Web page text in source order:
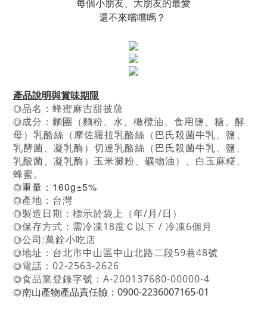
還不來嚐嚐嗎？
產品說明與賞味期限
◎品名：蜂蜜麻吉甜披薩
◎成分：麵團（麵粉、水、橄欖油、食用鹽、糖、酵
母） 乳酪絲（摩佐羅拉乳酪絲（巴氏殺菌牛乳、鹽、
乳酵菌、凝乳酶） 切達乳酪絲（巴氏殺菌牛乳、鹽、
乳酸菌、凝乳酶）玉米澱粉、 礦物油）、白玉麻糬、
蜂蜜。
◎重量：160g±5%
◎產地：台灣
◎製造日期：標示於袋上（年/月/日）
◎保存方式：需冷凍18度Ｃ以下 / 冷凍6個月
◎公司:萬銓小吃店
◎地址：台北市中山區中山北路二段59巷48號
◎電話：02-2563-2626
◎食品業登錄字號：A-200137680-00000-4
◎南山產物產品責任險：0900-2236007165-01